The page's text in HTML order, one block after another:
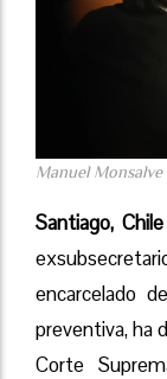
Manuel
Santiago,
encarcelado
preventiva, ha
Corte